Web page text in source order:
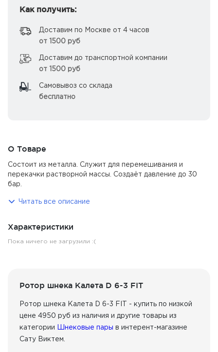
Как получить:
Доставим по Москве от 4 часов
от 1500 руб
Доставим до транспортной компании
от 1500 руб
Самовывоз со склада
бесплатно
О Товаре
Состоит из металла. Служит для перемешивания и
перекачки растворной массы. Создаёт давление до 30
бар.
Читать все описание
Характеристики
Пока ничего не загрузили :(
Ротор шнека Калета D 6-3 FIT
Ротор шнека Калета D 6-3 FIT - купить по низкой
цене 4950 руб из наличия и другие товары из
категории
Шнековые пары в интерент-магазине
Сату Виктем.